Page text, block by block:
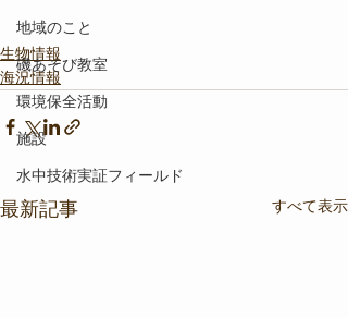
地域のこと
磯あそび教室
環境保全活動
施設
水中技術実証フィールド
生物情報
海況情報
最新記事 すべて表示